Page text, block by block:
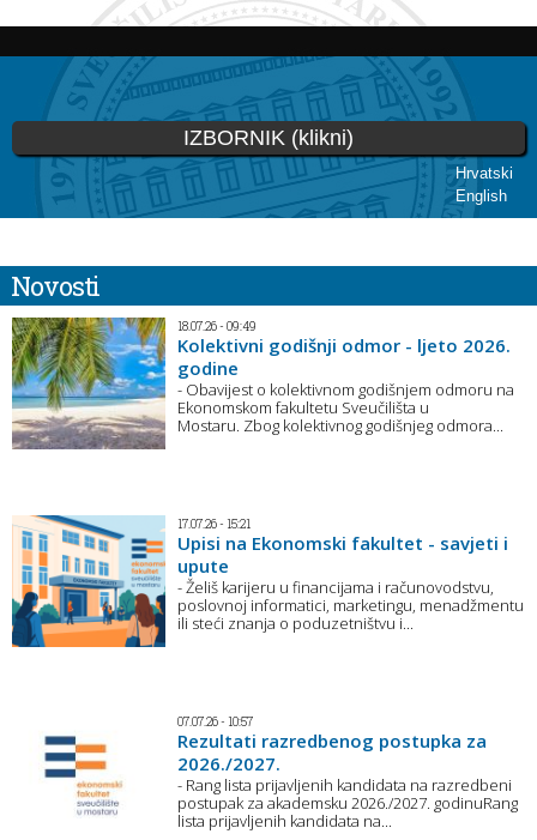
Skoči
glavni
sadržaj
Hrvatski
English
IZBORNIK (klikni)
Novosti
18.07.26 - 09:49
Kolektivni godišnji odmor - ljeto 2026.
godine
- Obavijest o kolektivnom godišnjem odmoru na
Ekonomskom fakultetu Sveučilišta u
Mostaru. Zbog kolektivnog godišnjeg odmora...
17.07.26 - 15:21
Upisi na Ekonomski fakultet - savjeti i
upute
- Želiš karijeru u financijama i računovodstvu,
poslovnoj informatici, marketingu, menadžmentu
ili steći znanja o poduzetništvu i...
07.07.26 - 10:57
Rezultati razredbenog postupka za
2026./2027.
- Rang lista prijavljenih kandidata na razredbeni
postupak za akademsku 2026./2027. godinuRang
lista prijavljenih kandidata na...